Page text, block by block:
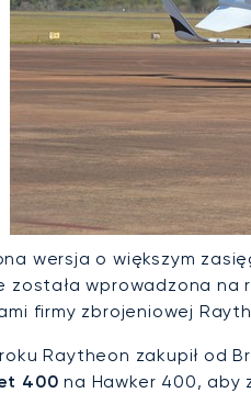
wersja o większym
została wprowadzona na
firmy zbrojeniowej
roku Raytheon zakupił od
400 na Hawker 400, aby